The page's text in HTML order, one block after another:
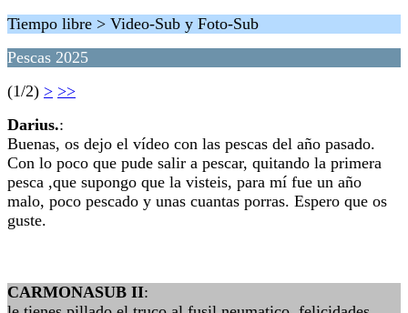
Tiempo libre > Video-Sub y Foto-Sub
Pescas 2025
(1/2) > >>
Darius.:
Buenas, os dejo el vídeo con las pescas del año pasado.
Con lo poco que pude salir a pescar, quitando la primera
pesca ,que supongo que la visteis, para mí fue un año
malo, poco pescado y unas cuantas porras. Espero que os
guste.
CARMONASUB II: